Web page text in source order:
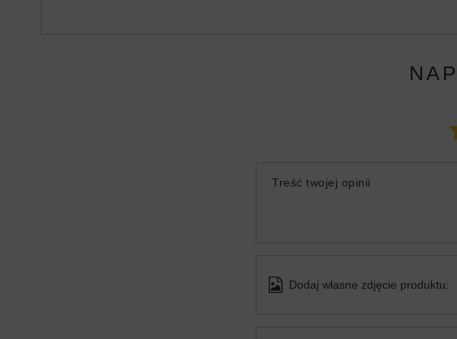
Treść twojej opinii
Dodaj własne zdjęcie produktu: